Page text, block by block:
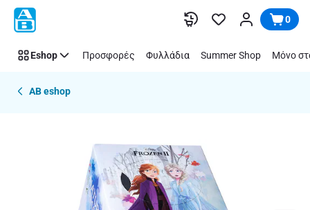
Παράλειψη 0
Eshop Προσφορές Φυλλάδια Summer Shop Μόνο
AB eshop